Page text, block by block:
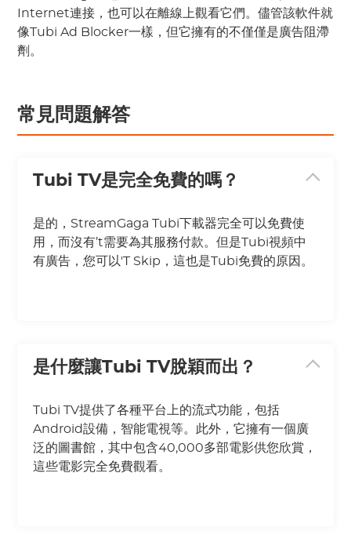
Internet連接，也可以在離線上觀看它們。儘管該軟件就
像Tubi Ad Blocker一樣，但它擁有的不僅僅是廣告阻滯
劑。
常見問題解答
Tubi TV是完全免費的嗎？
是的，StreamGaga Tubi下載器完全可以免費使
用，而沒有’t需要為其服務付款。但是Tubi視頻中
有廣告，您可以'T Skip，這也是Tubi免費的原因。
是什麼讓Tubi TV脫穎而出？
Tubi TV提供了各種平台上的流式功能，包括
Android設備，智能電視等。此外，它擁有一個廣
泛的圖書館，其中包含40,000多部電影供您欣賞，
這些電影完全免費觀看。